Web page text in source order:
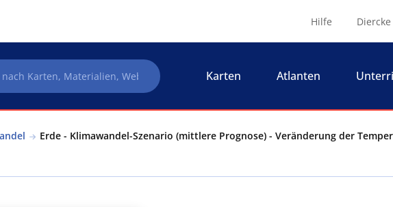
Hilfe
Karten Atlanten
Erde - Klimawandel-Szenario (mittlere Prognose) - Veränderung der